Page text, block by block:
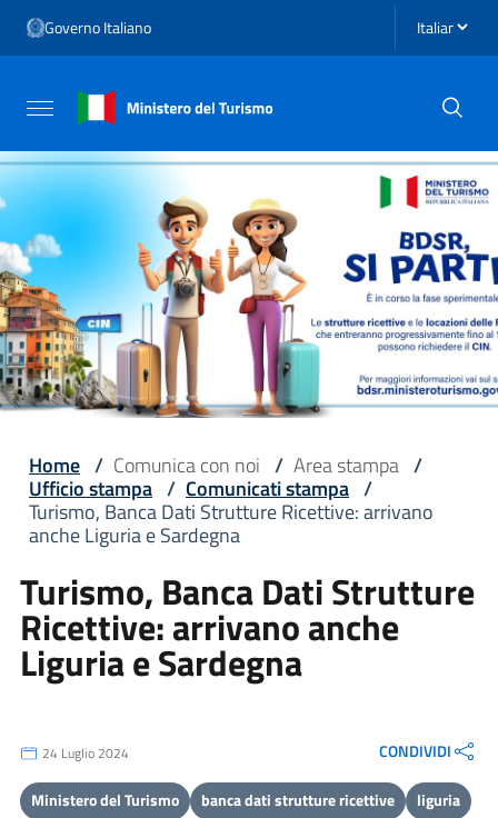
Vai al menu di navigazione
Vai al footer
Governo Italiano Seleziona
Attiva / disattiva la navigazione
Home / Comunica con noi / Area stampa /
Ufficio stampa / Comunicati stampa /
Turismo, Banca Dati Strutture Ricettive: arrivano
anche Liguria e Sardegna
Turismo, Banca Dati Strutture
Ricettive: arrivano anche
Liguria e Sardegna
24 Luglio 2024 CONDIVIDI
Ministero del Turismo banca dati strutture ricettive
liguria